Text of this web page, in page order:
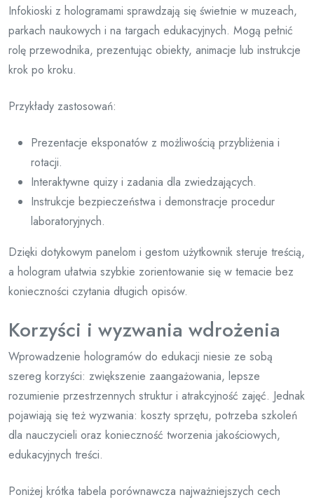
Infokioski z hologramami sprawdzają się świetnie w muzeach,
parkach naukowych i na targach edukacyjnych. Mogą pełnić
rolę przewodnika, prezentując obiekty, animacje lub instrukcje
krok po kroku.
Przykłady zastosowań:
Prezentacje eksponatów z możliwością przybliżenia i
rotacji.
Interaktywne quizy i zadania dla zwiedzających.
Instrukcje bezpieczeństwa i demonstracje procedur
laboratoryjnych.
Dzięki dotykowym panelom i gestom użytkownik steruje treścią,
a hologram ułatwia szybkie zorientowanie się w temacie bez
konieczności czytania długich opisów.
Korzyści i wyzwania wdrożenia
Wprowadzenie hologramów do edukacji niesie ze sobą
szereg korzyści: zwiększenie zaangażowania, lepsze
rozumienie przestrzennych struktur i atrakcyjność zajęć. Jednak
pojawiają się też wyzwania: koszty sprzętu, potrzeba szkoleń
dla nauczycieli oraz konieczność tworzenia jakościowych,
edukacyjnych treści.
Poniżej krótka tabela porównawcza najważniejszych cech